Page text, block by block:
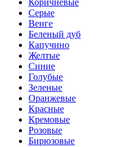
Коричневые
Серые
Венге
Беленый дуб
Капучино
Желтые
Синие
Голубые
Зеленые
Оранжевые
Красные
Кремовые
Розовые
Бирюзовые